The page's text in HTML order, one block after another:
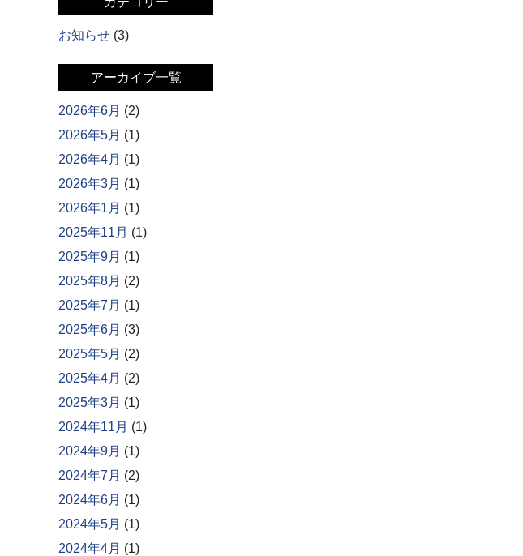
お知らせ (3)
アーカイブ一覧
2026年6月 (2)
2026年5月 (1)
2026年4月 (1)
2026年3月 (1)
2026年1月 (1)
2025年11月 (1)
2025年9月 (1)
2025年8月 (2)
2025年7月 (1)
2025年6月 (3)
2025年5月 (2)
2025年4月 (2)
2025年3月 (1)
2024年11月 (1)
2024年9月 (1)
2024年7月 (2)
2024年6月 (1)
2024年5月 (1)
2024年4月 (1)